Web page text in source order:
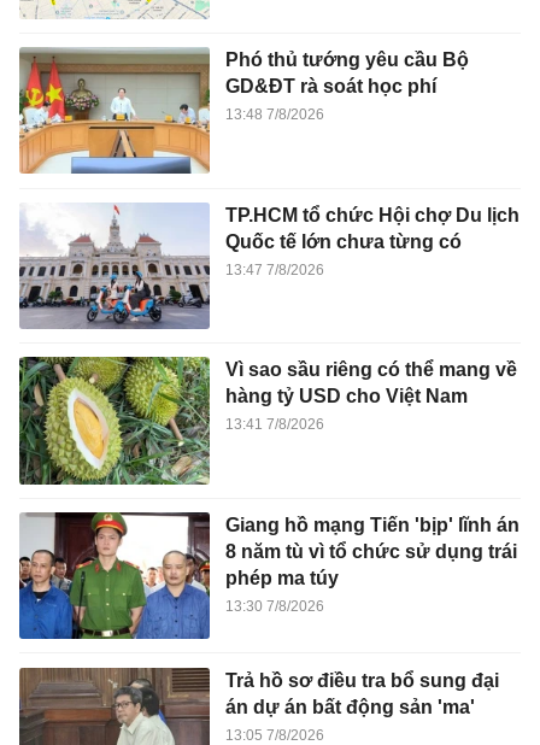
Phó thủ tướng yêu cầu Bộ
GD&ĐT rà soát học phí
13:48 7/8/2026
TP.HCM tổ chức Hội chợ Du lịch
Quốc tế lớn chưa từng có
13:47 7/8/2026
Vì sao sầu riêng có thể mang về
hàng tỷ USD cho Việt Nam
13:41 7/8/2026
Giang hồ mạng Tiến 'bịp' lĩnh án
8 năm tù vì tổ chức sử dụng trái
phép ma túy
13:30 7/8/2026
Trả hồ sơ điều tra bổ sung đại
án dự án bất động sản 'ma'
13:05 7/8/2026